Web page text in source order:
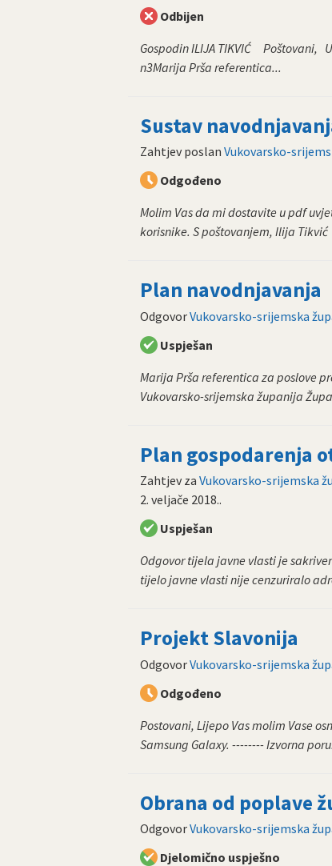
Odbijen
Gospodin ILIJA TIKVIĆ
n3Marija Prša referentica...
Sustav
Zahtjev poslan Vukovarsko-
Odgođeno
Molim Vas da mi dostavite u pdf
korisnike. S poštovanjem, Ilija Tikvić
Plan navodnjavanja
OdgovorVukovarsko-srijemska
Uspješan
Marija Prša referentica za poslove
Vukovarsko-srijemska županija
Plan gospodarenja
Zahtjev za Vukovarsko-srijemska
2. veljače 2018..
Uspješan
Odgovor tijela javne vlasti je
tijelo javne vlasti nije cenzuriralo
Projekt Slavonija
OdgovorVukovarsko-srijemska
Odgođeno
Postovani, Lijepo Vas molim Vase
Samsung Galaxy. -------- Izvorna
Obrana od poplave
OdgovorVukovarsko-srijemska
Djelomično uspješno